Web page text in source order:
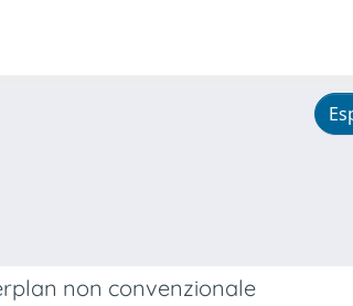
non convenzionale